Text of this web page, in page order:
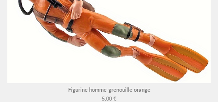
Figurine homme-grenouille orange
5,00 €